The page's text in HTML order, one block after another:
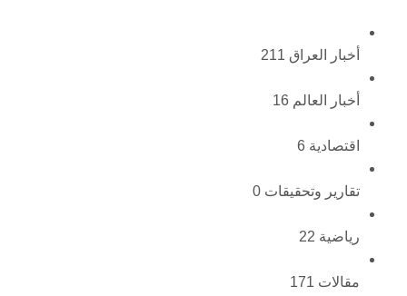
أخبار العراق 211
أخبار العالم 16
اقتصادية 6
تقارير وتحقيقات 0
رياضية 22
مقالات 171